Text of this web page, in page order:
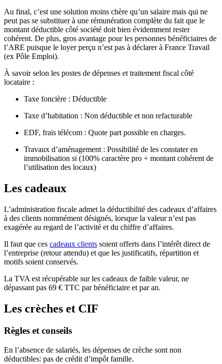
Au final, c’est une solution moins chère qu’un salaire mais qui ne
peut pas se substituer à une rémunération complète du fait que le
montant déductible côté société doit bien évidemment rester
cohérent. De plus, gros avantage pour les personnes bénéficiaires de
l’ARE puisque le loyer perçu n’est pas à déclarer à France Travail
(ex Pôle Emploi).
À savoir selon les postes de dépenses et traitement fiscal côté
locataire :
Taxe foncière : Déductible
Taxe d’habitation : Non déductible et non refacturable
EDF, frais télécom : Quote part possible en charges.
Travaux d’aménagement : Possibilité de les constater en
immobilisation si (100% caractère pro + montant cohérent de
l’utilisation des locaux)
Les cadeaux
L’administration fiscale admet la déductibilité des cadeaux d’affaires
à des clients nommément désignés, lorsque la valeur n’est pas
exagérée au regard de l’activité et du chiffre d’affaires.
Il faut que ces cadeaux clients soient offerts dans l’intérêt direct de
l’entreprise (retour attendu) et que les justificatifs, répartition et
motifs soient conservés.
La TVA est récupérable sur les cadeaux de faible valeur, ne
dépassant pas 69 € TTC par bénéficiaire et par an.
Les crèches et CIF
Règles et conseils
En l’absence de salariés, les dépenses de crèche sont non
déductibles: pas de crédit d’impôt famille.